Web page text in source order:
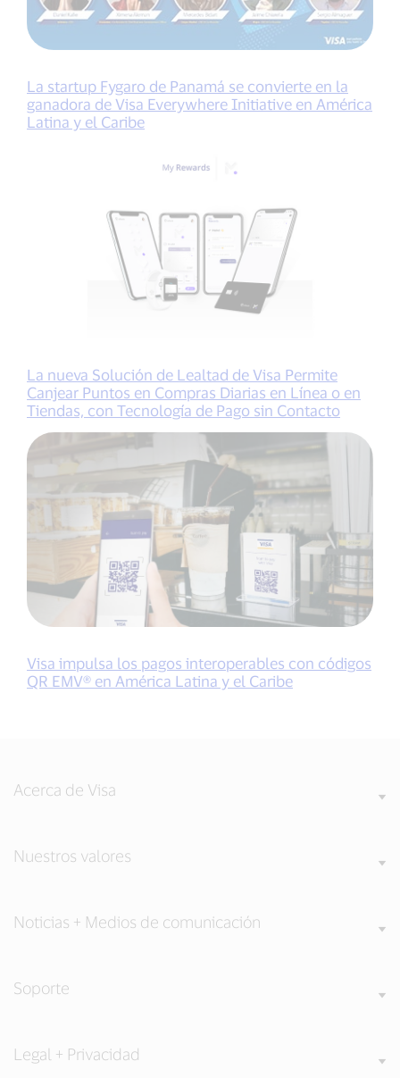
La startup Fygaro de Panamá se convierte en la
ganadora de Visa Everywhere Initiative en América
Latina y el Caribe
La nueva Solución de Lealtad de Visa Permite
Canjear Puntos en Compras Diarias en Línea o en
Tiendas, con Tecnología de Pago sin Contacto
Visa impulsa los pagos interoperables con códigos
QR EMV® en América Latina y el Caribe
Acerca de Visa
Nuestros valores
Noticias + Medios de comunicación
Soporte
Legal + Privacidad